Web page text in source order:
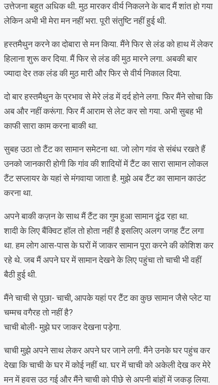
उत्तेजना बहुत अधिक थी. मुठ मारकर वीर्य निकलने के बाद मैं शांत हो गया
लेकिन अभी भी मेरा मन नहीं भरा. पूरी संतुष्टि नहीं हुई थी.
हस्तमैथुन करने का दोबारा से मन किया. मैंने फिर से लंड को हाथ में लेकर
हिलाना शुरू कर दिया. मैं फिर से लंड की मुठ मारने लगा. अबकी बार
ज्यादा देर तक लंड की मुठ मारी और फिर से वीर्य निकाल दिया.
दो बार हस्तमैथुन के प्रभाव से मेरे लंड में दर्द होने लगा. फिर मैंने सोचा कि
अब और नहीं करूंगा. फिर मैं आराम से लेट कर सो गया. अभी सुबह भी
काफी सारा काम करना बाकी था.
सुबह उठा तो टैंट का सामान समेटना था. जो लोग गांव से संबंध रखते हैं
उनको जानकारी होगी कि गांव की शादियों में टैंट का सारा सामान लोकल
टैंट सप्लायर के यहां से मंगवाया जाता है. मुझे अब टैंट का सामान काउंट
करना था.
अपने बाकी कज़न के साथ मैं टैंट का गुम हुआ सामान ढूंढ रहा था.
शादी के लिए बैंक्विट हॉल तो होता नहीं है इसलिए अलग जगह टैंट लगा
था. हम लोग आस-पास के घरों में जाकर सामान पूरा करने की कोशिश कर
रहे थे. जब मैं अपने घर में सामान देखने के लिए पहुंचा तो चाची भी वहीं
बैठी हुई थी.
मैंने चाची से पूछा- चाची, आपके यहां पर टैंट का कुछ सामान जैसे प्लेट या
चम्मच वगैरह तो नहीं है?
चाची बोली- मुझे घर जाकर देखना पड़ेगा.
चाची मुझे अपने साथ लेकर अपने घर जाने लगी. मैंने उनके घर पहुंच कर
देखा कि चाची के घर में कोई नहीं था. घर में चाची को अकेली देख कर मेरे
मन में हवस उठ गई और मैंने चाची को पीछे से अपनी बांहों में जकड़ लिया.